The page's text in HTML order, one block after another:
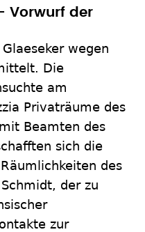
Vorwurf der
wegen
Die
am
Privaträume des
Beamten des
sich die
des
der zu
zur